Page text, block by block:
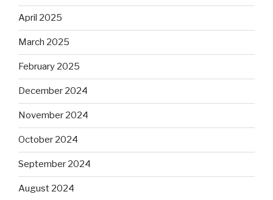
April 2025
March 2025
February 2025
December 2024
November 2024
October 2024
September 2024
August 2024